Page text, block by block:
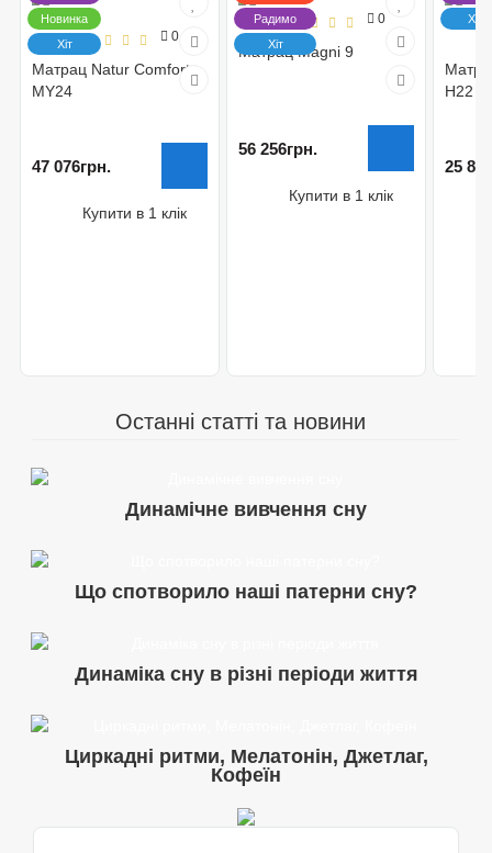
Новинка
Хіт
0
Матрац Natur Comfort
MY24
47 076грн.
Купити в 1 клік
Радимо
Хіт
0
Матрац Magni 9
56 256грн.
Купити в 1 клік
Хіт
H22
25
Останні статті та новини
Динамічне вивчення сну
Що спотворило наші патерни сну?
Динаміка сну в різні періоди життя
Циркадні ритми, Мелатонін, Джетлаг,
Кофеїн